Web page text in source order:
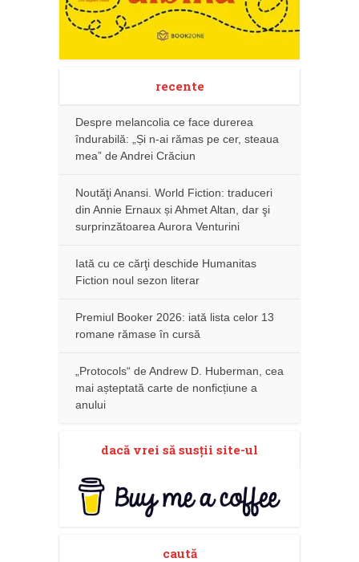
recente
Despre melancolia ce face durerea
îndurabilă: „Și n-ai rămas pe cer, steaua
mea” de Andrei Crăciun
Noutăţi Anansi. World Fiction: traduceri
din Annie Ernaux și Ahmet Altan, dar şi
surprinzătoarea Aurora Venturini
Iată cu ce cărţi deschide Humanitas
Fiction noul sezon literar
Premiul Booker 2026: iată lista celor 13
romane rămase în cursă
„Protocols“ de Andrew D. Huberman, cea
mai așteptată carte de nonficțiune a
anului
dacă vrei să susţii site-ul
caută